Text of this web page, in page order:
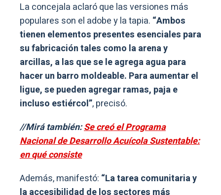
La concejala aclaró que las versiones más
populares son el adobe y la tapia. “Ambos
tienen elementos presentes esenciales para
su fabricación tales como la arena y
arcillas, a las que se le agrega agua para
hacer un barro moldeable. Para aumentar el
ligue, se pueden agregar ramas, paja e
incluso estiércol”, precisó.
//Mirá también:Se creó el Programa
Nacional de Desarrollo Acuícola Sustentable:
en qué consiste
Además, manifestó: “La tarea comunitaria y